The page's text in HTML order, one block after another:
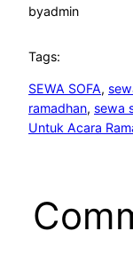
byadmin
Tags:
SEWA SOFA,
ramadhan, sewa
Untuk Acara